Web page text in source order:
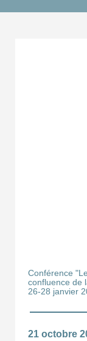
Conférence
confluence de
26-28 janvier
21 octobre